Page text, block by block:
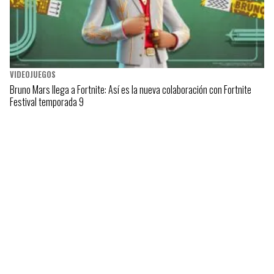
VIDEOJUEGOS
Bruno Mars llega a Fortnite: Así es la nueva colaboración con Fortnite
Festival temporada 9